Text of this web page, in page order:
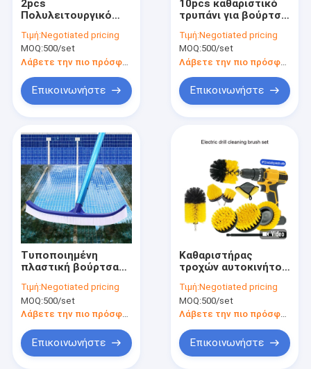
2pcs
Πολυλειτουργικό
Σκρούπερ
Καθαριστική
Βούρτσα Δορυφόρο
Βούρτσα Σετ
Τιμή:Negotiated pricing
MOQ:500/set
Λάβετε την πιο πρόσφατη τιμή
Επικοινωνήστε
10pcs καθαριστικό
τρυπάνι για βούρτσα
σύνολο οικιακό
βούρτσα τρυπάνι για
την κουζίνα
Τιμή:Negotiated pricing
MOQ:500/set
Επικοινωνήστε
Τυποποιημένη
πλαστική βούρτσα
καθαριστικό
βούρτσας νάιλον για
πισίνα
Τιμή:Negotiated pricing
MOQ:500/set
Λάβετε την πιο πρόσφατη τιμή
Επικοινωνήστε
Καθαριστήρας
τροχών αυτοκινήτου
ισχύος καθαριστικό
βούρτσας σύνολο
Καθαρισμός
Τιμή:Negotiated pricing
MOQ:500/set
Επικοινωνήστε